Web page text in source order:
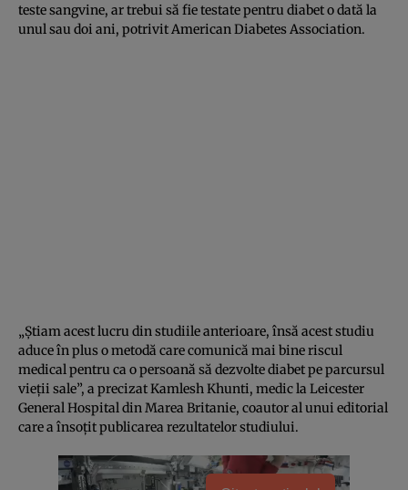
teste sangvine, ar trebui să fie testate pentru diabet o dată la
unul sau doi ani, potrivit American Diabetes Association.
„Ştiam acest lucru din studiile anterioare, însă acest studiu
aduce în plus o metodă care comunică mai bine riscul
medical pentru ca o persoană să dezvolte diabet pe parcursul
vieţii sale”, a precizat Kamlesh Khunti, medic la Leicester
General Hospital din Marea Britanie, coautor al unui editorial
care a însoţit publicarea rezultatelor studiului.